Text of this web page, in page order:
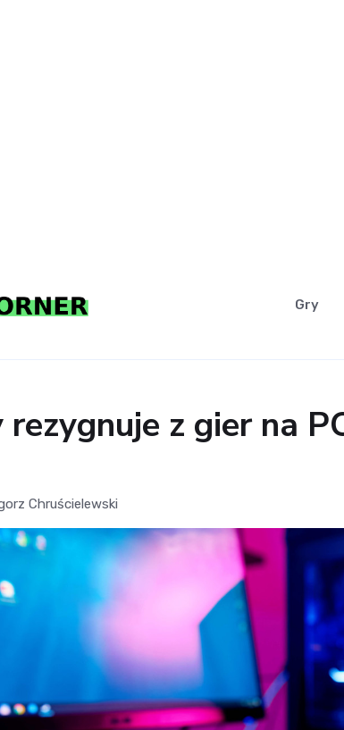
Gry
rezygnuje z gier na
Chruścielewski